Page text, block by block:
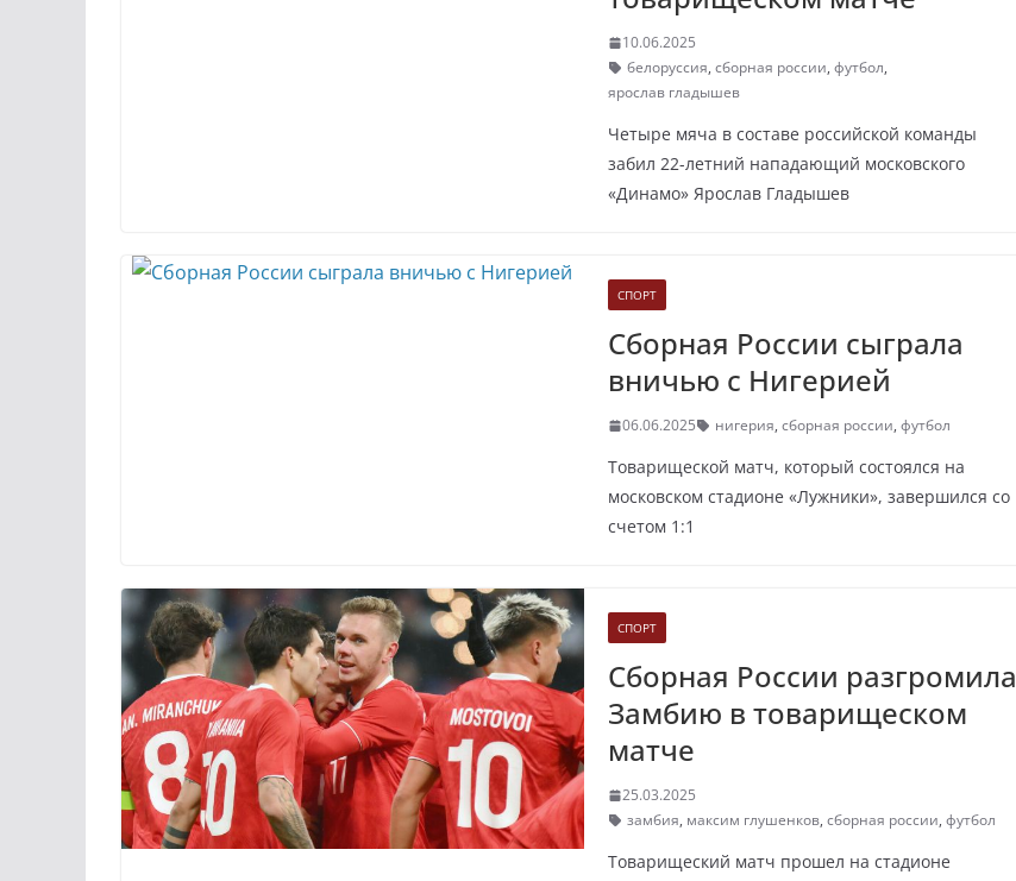
10.06.2025
белоруссия, сборная россии, футбол,
ярослав гладышев
Четыре мяча в составе российской команды
забил 22-летний нападающий московского
«Динамо» Ярослав Гладышев
СПОРТ
Сборная России сыграла
вничью с Нигерией
06.06.2025 нигерия, сборная россии, футбол
Товарищеской матч, который состоялся на
московском стадионе «Лужники», завершился со
счетом 1:1
СПОРТ
Сборная России разгромила
Замбию в товарищеском
матче
25.03.2025
замбия, максим глушенков, сборная россии, футбол
Товарищеский матч прошел на стадионе